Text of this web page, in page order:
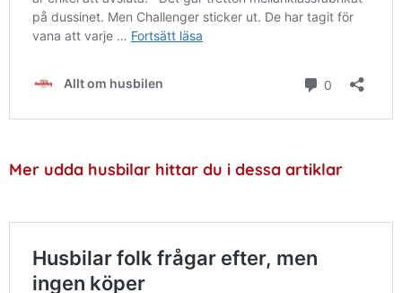
Mer udda husbilar hittar du i dessa artiklar